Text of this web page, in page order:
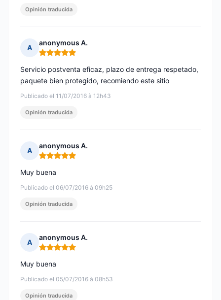
Opinión traducida
A
anonymous A.
Nota: 5 de 5
Publicado el 11/07/2016 à 12h43
Servicio postventa eficaz, plazo de entrega respetado,
paquete bien protegido, recomiendo este sitio
Opinión traducida
A
anonymous A.
Nota: 5 de 5
Publicado el 06/07/2016 à 09h25
Muy buena
Opinión traducida
A
anonymous A.
Nota: 5 de 5
Publicado el 05/07/2016 à 08h53
Muy buena
Opinión traducida